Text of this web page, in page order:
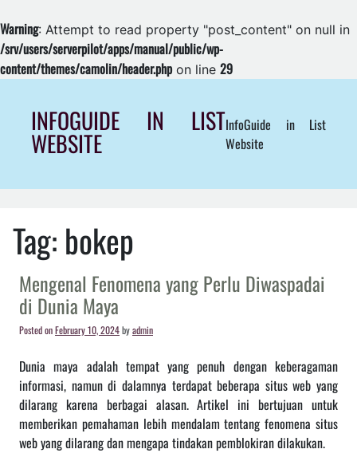
Warning: Attempt to read property "post_content" on null in
/srv/users/serverpilot/apps/manual/public/wp-
content/themes/camolin/header.phpon line 29
contentINFOGUIDE IN LIST
WEBSITE
InfoGuide in List
Website
Tag: bokep
Mengenal Fenomena yang Perlu Diwaspadai
di Dunia Maya
Posted onFebruary 10, 2024byadmin
Dunia maya adalah tempat yang penuh dengan keberagaman
informasi, namun di dalamnya terdapat beberapa situs web yang
dilarang karena berbagai alasan. Artikel ini bertujuan untuk
memberikan pemahaman lebih mendalam tentang fenomena situs
web yang dilarang dan mengapa tindakan pemblokiran dilakukan.